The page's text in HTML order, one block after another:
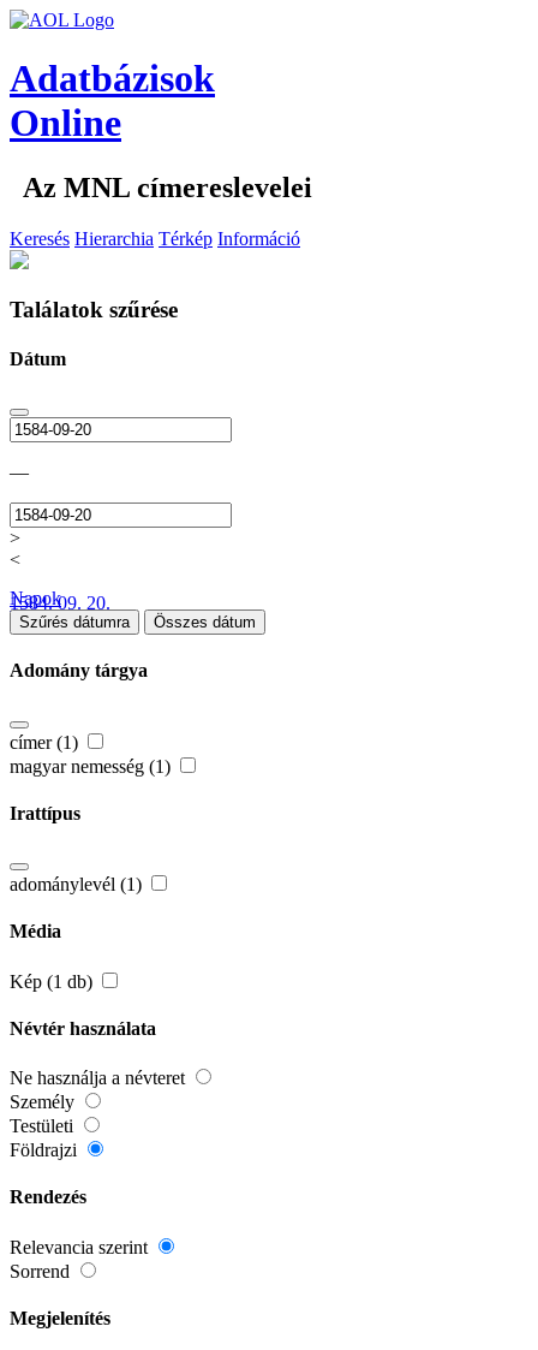
Adatbázisok
Online
Az MNL címereslevelei
Keresés Hierarchia Térkép Információ
Találatok szűrése
Dátum
—
>
<
1584. 09. 20.
Napok
Szűrés dátumra Összes dátum
Adomány tárgya
címer (1)
magyar nemesség (1)
Irattípus
adománylevél (1)
Média
Kép (1 db)
Névtér használata
Ne használja a névteret
Személy
Testületi
Földrajzi
Rendezés
Relevancia szerint
Sorrend
Megjelenítés